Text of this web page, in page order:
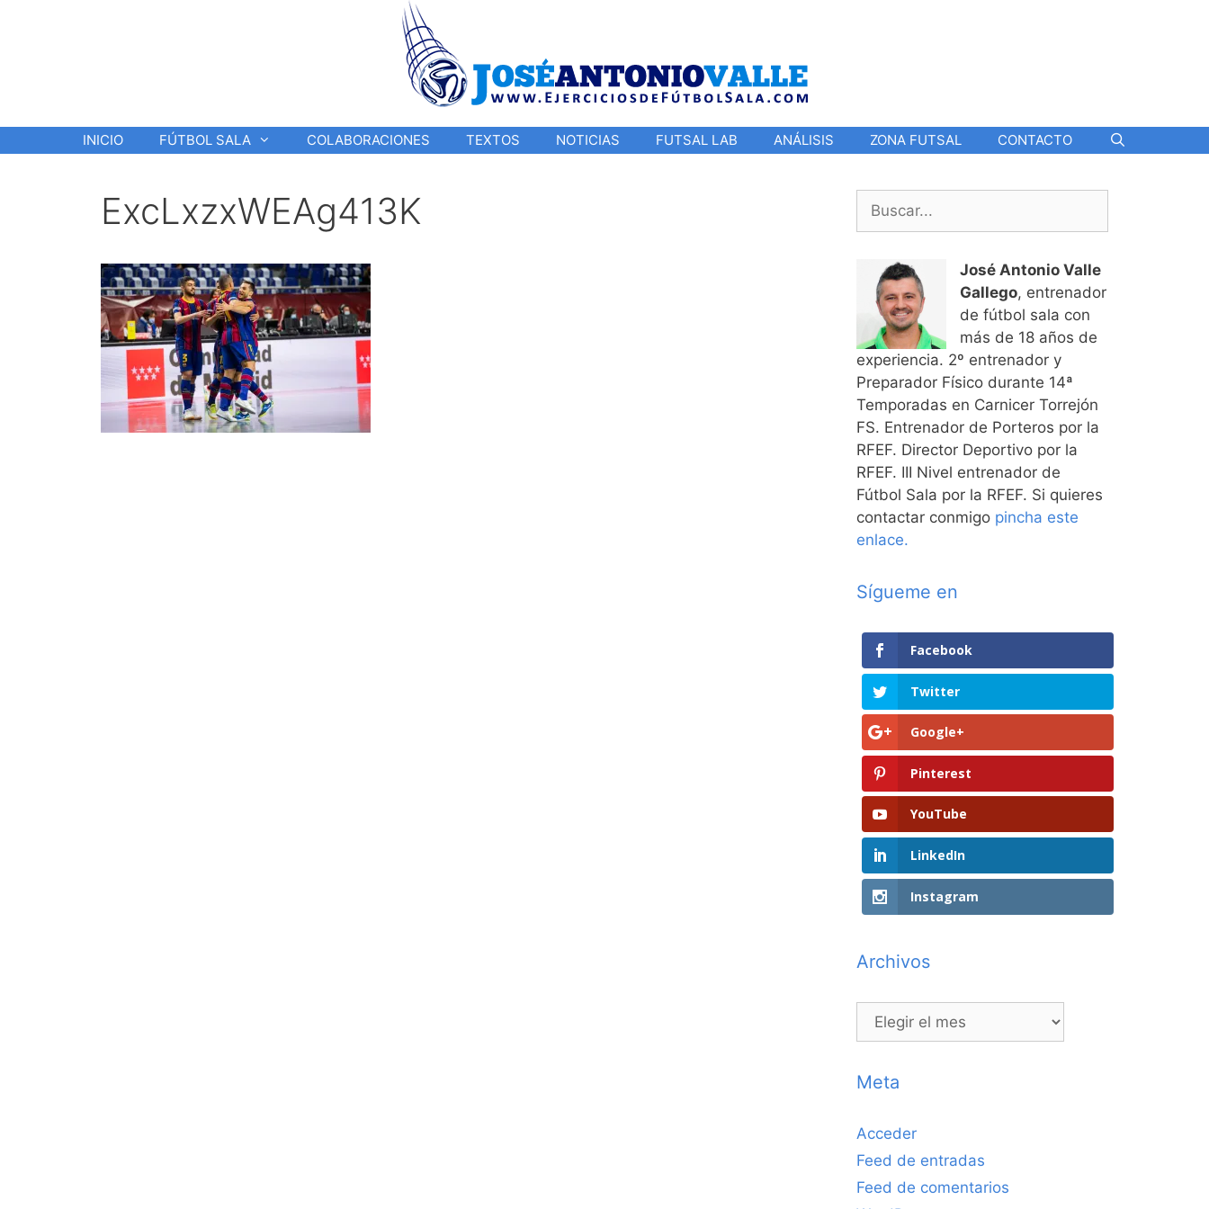
INICIO FÚTBOL SALA COLABORACIONES TEXTOS NOTICIAS FUTSAL LAB ANÁLISIS ZONA FUTSAL CONTACTO
ExcLxzxWEAg413K Buscar:
José Antonio Valle
Gallego, entrenador
de fútbol sala con
más de 18 años de
experiencia. 2º entrenador y
Preparador Físico durante 14ª
Temporadas en Carnicer Torrejón
FS. Entrenador de Porteros por la
RFEF. Director Deportivo por la
RFEF. III Nivel entrenador de
Fútbol Sala por la RFEF. Si quieres
contactar conmigo pincha este
enlace.
Sígueme en
Facebook
Twitter
Google+
Pinterest
YouTube
LinkedIn
Instagram
Archivos
Archivos
Meta
Acceder
Feed de entradas
Feed de comentarios